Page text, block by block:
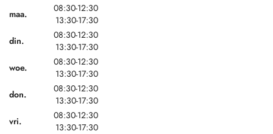
maa.
08:30-12:30
13:30-17:30
din.
08:30-12:30
13:30-17:30
woe.
08:30-12:30
13:30-17:30
don.
08:30-12:30
13:30-17:30
vri.
08:30-12:30
13:30-17:30